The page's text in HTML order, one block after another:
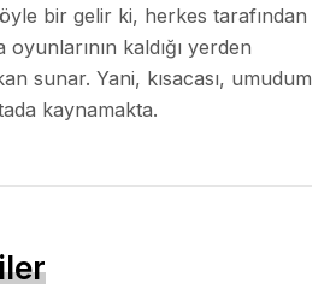
bir gelir ki, herkes tarafından
kaldığı yerden
sunar. Yani, kısacası, umudum
kaynamakta.